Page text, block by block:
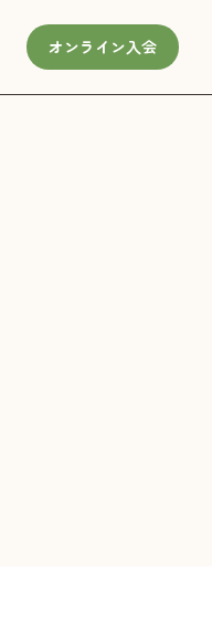
オンライン入会